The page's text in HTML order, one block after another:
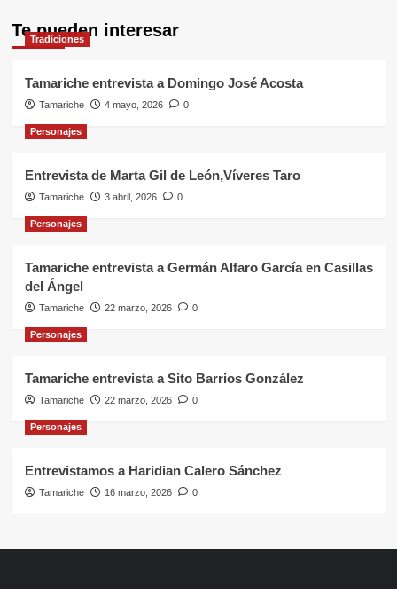
Te pueden interesar
Tradiciones
Tamariche entrevista a Domingo José Acosta
Tamariche 4 mayo, 2026 0
Personajes
Entrevista de Marta Gil de León,Víveres Taro
Tamariche 3 abril, 2026 0
Personajes
Tamariche entrevista a Germán Alfaro García en Casillas
del Ángel
Tamariche 22 marzo, 2026 0
Personajes
Tamariche entrevista a Sito Barrios González
Tamariche 22 marzo, 2026 0
Personajes
Entrevistamos a Haridian Calero Sánchez
Tamariche 16 marzo, 2026 0